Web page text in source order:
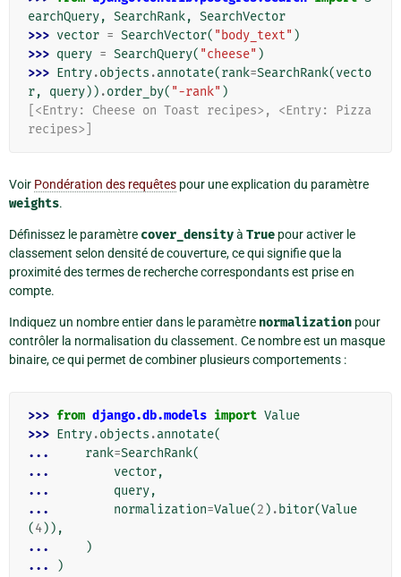
earchQuery, SearchRank, SearchVector
>>> vector = SearchVector( "body_text" )
>>> query = SearchQuery( "cheese" )
>>> Entry.objects .annotate(rank=SearchRank(vecto
r, query)) .order_by( "-rank" )
[<Entry: Cheese on Toast recipes>, <Entry: Pizza
recipes>]
Voir Pondération des requêtes pour une explication du paramètre
weights.
Définissez le paramètre cover_densityà True pour activer le
classement selon densité de couverture, ce qui signifie que la
proximité des termes de recherche correspondants est prise en
compte.
Indiquez un nombre entier dans le paramètre normalization pour
contrôler la normalisation du classement. Ce nombre est un masque
binaire, ce qui permet de combiner plusieurs comportements :
>>> from django.db.models import Value
>>> Entry.objects .annotate(
...
rank=SearchRank(
...
vector,
...
query,
...
normalization=Value(2 ) . bitor(Value
(4)),
...
)
...
)